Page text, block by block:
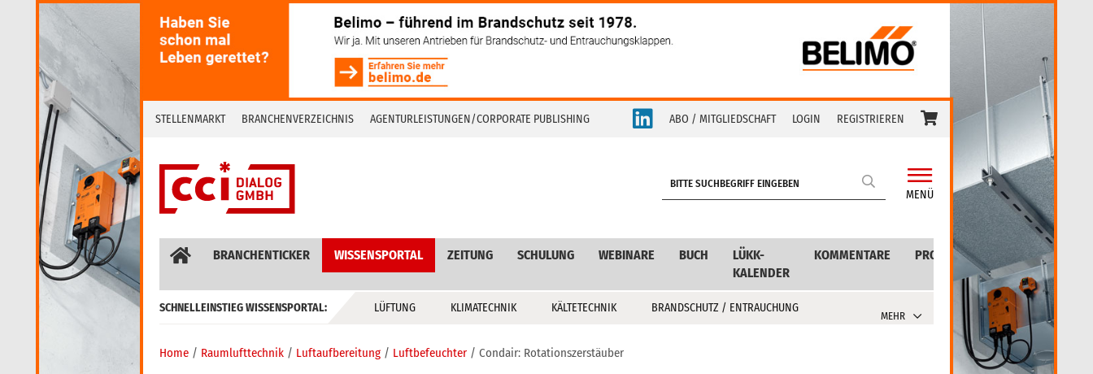
to
content
STELLENMARKT BRANCHENVERZEICHNIS AGENTURLEISTUNGEN/CORPORATE PUBLISHING ABO / MITGLIEDSCHAFT LOGIN REGISTRIEREN
MENÜ
BRANCHENTICKER WISSENSPORTAL ZEITUNG SCHULUNG WEBINARE BUCH
LÜKK-
KALENDER
KOMMENTARE PRODUKTE
SCHNELLEINSTIEG WISSENSPORTAL: LÜFTUNG KLIMATECHNIK KÄLTETECHNIK BRANDSCHUTZ / ENTRAUCHUNG
MEHR
Home Raumlufttechnik Luftaufbereitung Luftbefeuchter Condair: Rotationszerstäuber